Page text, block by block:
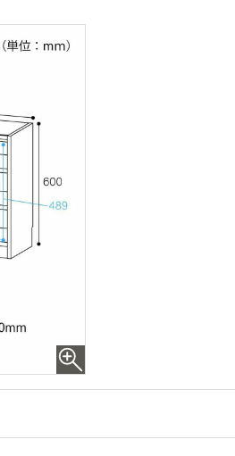
ビス対象商品
スタッフが組立した商品を、配送業者が